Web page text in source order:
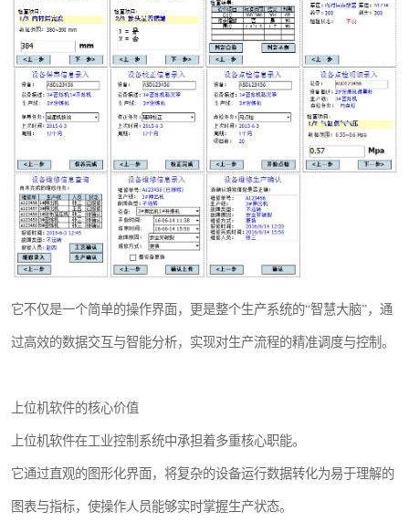
它不仅是一个简单的操作界面，更是整个生产系统的“智慧大脑”，通
过高效的数据交互与智能分析，实现对生产流程的精准调度与控制。
上位机软件的核心价值
上位机软件在工业控制系统中承担着多重核心职能。
它通过直观的图形化界面，将复杂的设备运行数据转化为易于理解的
图表与指标，使操作人员能够实时掌握生产状态。
PLC上位机软件
WCS仓储物流上位机软件
WMS立体仓库上位机软件